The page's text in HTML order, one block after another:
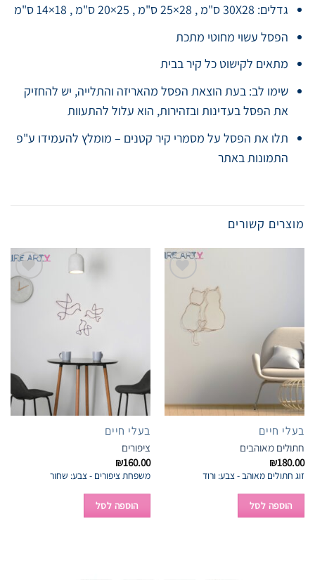
גדלים: 30X28 ס"מ , 28×25 ס"מ , 25×20 ס"מ , 18×14 ס"מ
הפסל עשוי מחוטי מתכת
מתאים לקישוט כל קיר בבית
שימו לב: בעת הוצאת הפסל מהאריזה והתלייה, יש להחזיק
את הפסל בעדינות ובזהירות, הוא עלול להתעוות
תלו את הפסל על מסמרי קיר קטנים – מומלץ להעמידו ע"פ
התמונות באתר
מוצרים קשורים
Add to
wishlist
בעלי חיים
חתולים מאוהבים
₪180.00
זוג חתולים מאוהב - צבע: ורוד
הוספה לסל
Add to
wishlist
בעלי חיים
ציפורים
₪160.00
משפחת ציפורים - צבע: שחור
הוספה לסל